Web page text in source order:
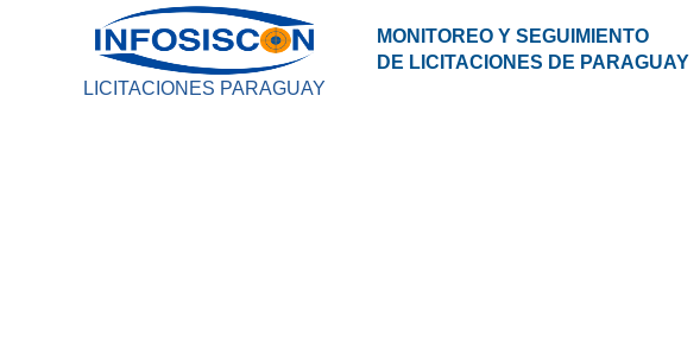
LICITACIONES PARAGUAY
MONITOREO Y SEGUIMIENTO
DE LICITACIONES DE PARAGUAY